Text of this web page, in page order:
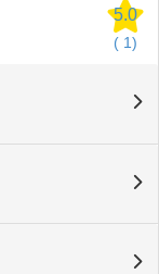
5.0
( 1)